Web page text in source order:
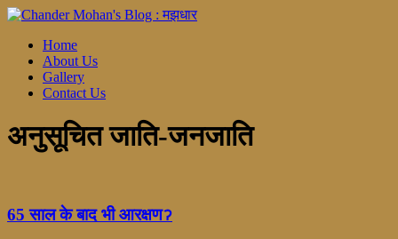
Home
About Us
Gallery
Contact Us
अनुसूचित जाति-जनजाति
65 साल के बाद भी आरक्षणॽ